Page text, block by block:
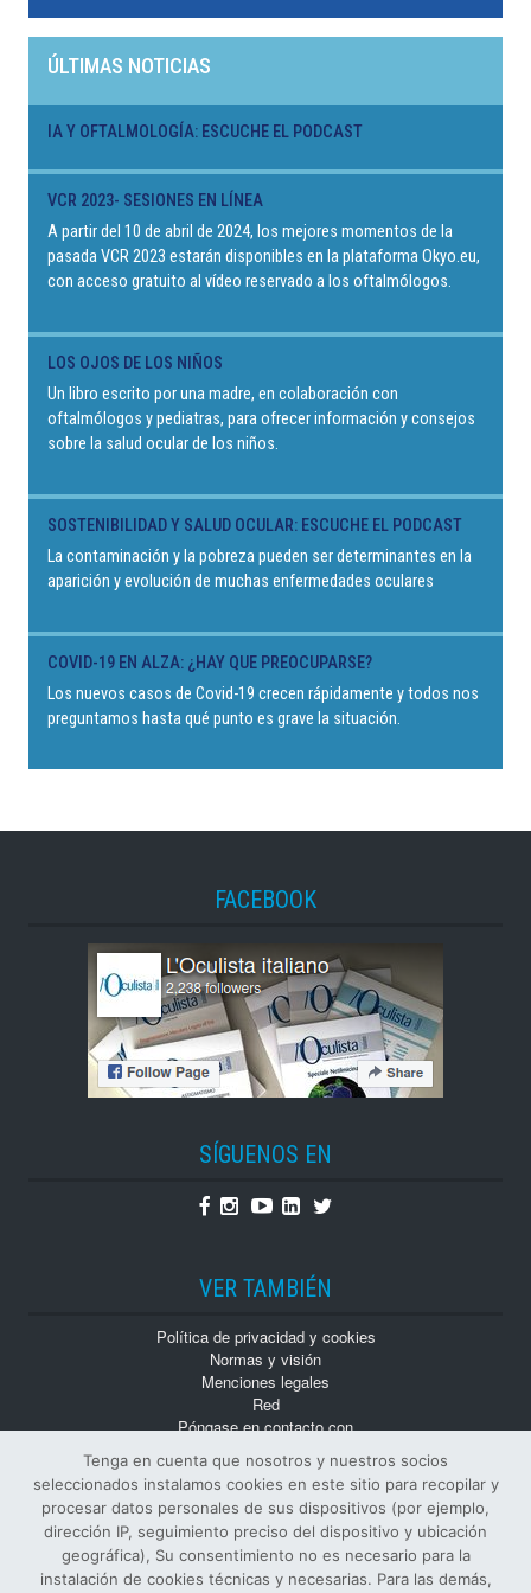
ÚLTIMAS NOTICIAS
IA Y OFTALMOLOGÍA: ESCUCHE EL PODCAST
VCR 2023- SESIONES EN LÍNEA
A partir del 10 de abril de 2024, los mejores momentos de la
pasada VCR 2023 estarán disponibles en la plataforma Okyo.eu,
con acceso gratuito al vídeo reservado a los oftalmólogos.
LOS OJOS DE LOS NIÑOS
Un libro escrito por una madre, en colaboración con
oftalmólogos y pediatras, para ofrecer información y consejos
sobre la salud ocular de los niños.
SOSTENIBILIDAD Y SALUD OCULAR: ESCUCHE EL PODCAST
La contaminación y la pobreza pueden ser determinantes en la
aparición y evolución de muchas enfermedades oculares
COVID-19 EN ALZA: ¿HAY QUE PREOCUPARSE?
Los nuevos casos de Covid-19 crecen rápidamente y todos nos
preguntamos hasta qué punto es grave la situación.
FACEBOOK
SÍGUENOS EN
Facebook
Instagram
YoutubeLinkedin
Twitter
VER TAMBIÉN
Política de privacidad y cookies
Normas y visión
Menciones legales
Red
Póngase en contacto con
Monografías
Números atrasados
Tenga en cuenta que nosotros y nuestros socios
seleccionados instalamos cookies en este sitio para recopilar y
procesar datos personales de sus dispositivos (por ejemplo,
dirección IP, seguimiento preciso del dispositivo y ubicación
geográfica), Su consentimiento no es necesario para la
instalación de cookies técnicas y necesarias. Para las demás,